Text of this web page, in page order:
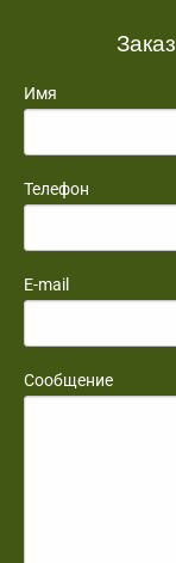
Имя
Телефон
E-mail
Сообщение